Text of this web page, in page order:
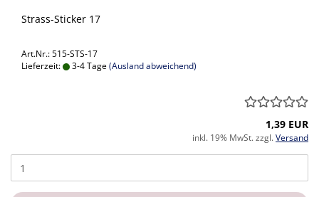
Strass-Sticker 17
Art.Nr.: 515-STS-17
Lieferzeit:
3-4 Tage(Ausland abweichend)
1,39 EUR
inkl. 19% MwSt. zzgl.Versand